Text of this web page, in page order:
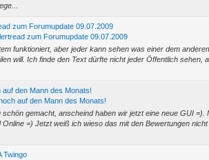
zum Forumupdate 09.07.2009
zum Forumupdate 09.07.2009
funktioniert, aber jeder kann sehen was einer dem
will. Ich finde den Text dürfte nicht jeder Öffentlich sehen,
auf den Mann des Monats!
auf den Mann des Monats!
schön gemacht, anscheind haben wir jetzt eine neue GUI =).
Online =) Jetzt weiß ich wieso das mit den Bewertungen
Twingo